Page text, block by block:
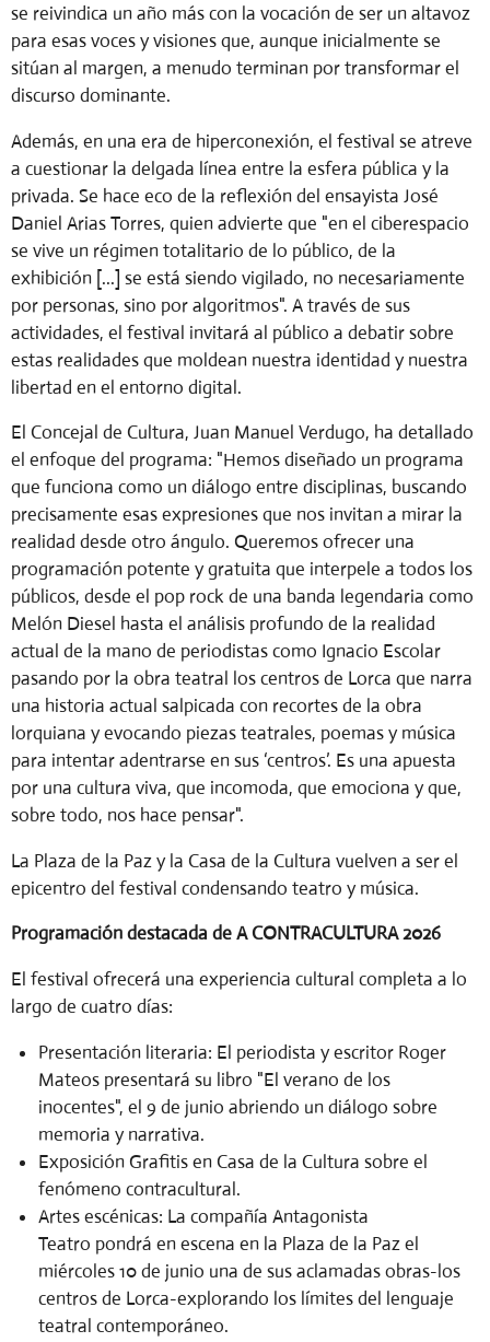
se reivindica un año más con la vocación de ser un altavoz
para esas voces y visiones que, aunque inicialmente se
sitúan al margen, a menudo terminan por transformar el
discurso dominante.
Además, en una era de hiperconexión, el festival se atreve
a cuestionar la delgada línea entre la esfera pública y la
privada. Se hace eco de la reflexión del ensayista José
Daniel Arias Torres, quien advierte que "en el ciberespacio
se vive un régimen totalitario de lo público, de la
exhibición [...] se está siendo vigilado, no necesariamente
por personas, sino por algoritmos". A través de sus
actividades, el festival invitará al público a debatir sobre
estas realidades que moldean nuestra identidad y nuestra
libertad en el entorno digital.
El Concejal de Cultura, Juan Manuel Verdugo, ha detallado
el enfoque del programa: "Hemos diseñado un programa
que funciona como un diálogo entre disciplinas, buscando
precisamente esas expresiones que nos invitan a mirar la
realidad desde otro ángulo. Queremos ofrecer una
programación potente y gratuita que interpele a todos los
públicos, desde el pop rock de una banda legendaria como
Melón Diesel hasta el análisis profundo de la realidad
actual de la mano de periodistas como Ignacio Escolar
pasando por la obra teatral los centros de Lorca que narra
una historia actual salpicada con recortes de la obra
lorquiana y evocando piezas teatrales, poemas y música
para intentar adentrarse en sus ‘centros’. Es una apuesta
por una cultura viva, que incomoda, que emociona y que,
sobre todo, nos hace pensar".
La Plaza de la Paz y la Casa de la Cultura vuelven a ser el
epicentro del festival condensando teatro y música.
Programación destacada de A CONTRACULTURA 2026
El festival ofrecerá una experiencia cultural completa a lo
largo de cuatro días:
Presentación literaria: El periodista y escritor Roger
Mateos presentará su libro "El verano de los
inocentes", el 9 de junio abriendo un diálogo sobre
memoria y narrativa.
Exposición Grafitis en Casa de la Cultura sobre el
fenómeno contracultural.
Artes escénicas: La compañía Antagonista
Teatro pondrá en escena en la Plaza de la Paz el
miércoles 10 de junio una de sus aclamadas obras-los
centros de Lorca-explorando los límites del lenguaje
teatral contemporáneo.